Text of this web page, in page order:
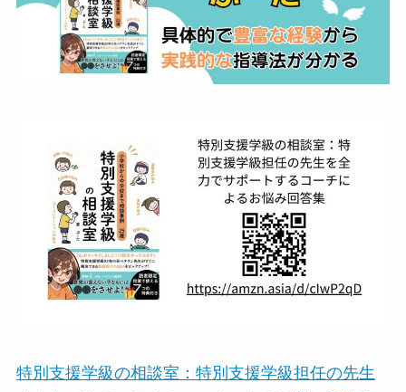
特別支援学級の相談室：特別支援学級担任の先生